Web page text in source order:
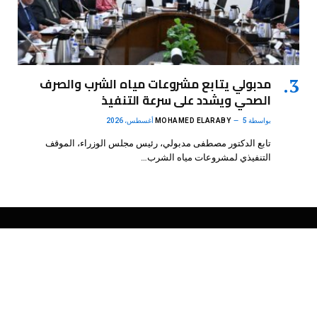
مدبولي يتابع مشروعات مياه الشرب والصرف
الصحي ويشدد على سرعة التنفيذ
بواسطة MOHAMED ELARABY 5 أغسطس، 2026
تابع الدكتور مصطفى مدبولي، رئيس مجلس الوزراء، الموقف
التنفيذي لمشروعات مياه الشرب…